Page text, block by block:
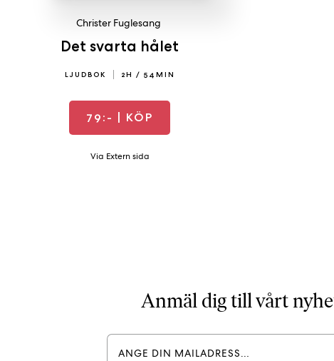
Det svarta hålet
Christer Fuglesang
LJUDBOK 2H / 54MIN
79:- | KÖP
Via Extern sida
Anmäl dig till vårt